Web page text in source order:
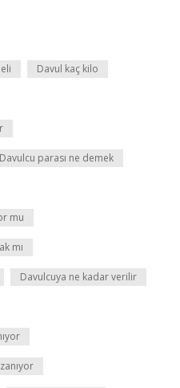
Davul kaç kilo
Davulcu parası ne demek
mu
mı
Davulcuya ne kadar verilir